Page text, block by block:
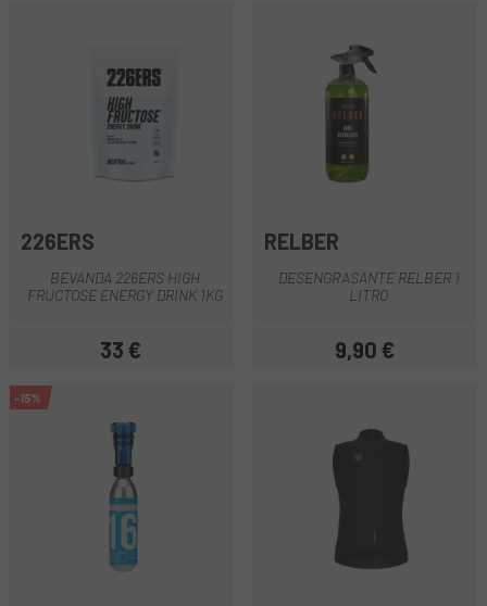
226ERS
BEVANDA 226ERS HIGH
FRUCTOSE ENERGY DRINK 1KG
Prezzo
33 €
RELBER
DESENGRASANTE RELBER 1
LITRO
Prezzo
9,90 €
-15%